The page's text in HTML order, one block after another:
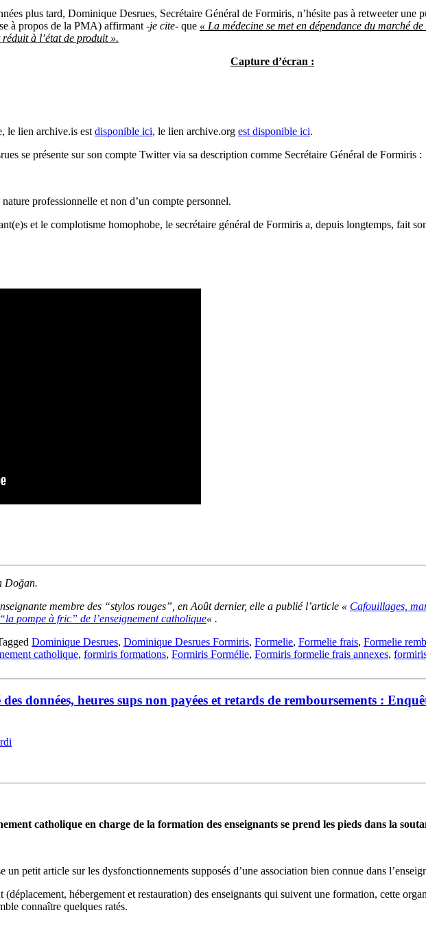
plus tard, Dominique Desrues, Secrétaire Général de Formiris, n’hésite pas à retweeter
à propos de la PMA) affirmant -je cite- que « La médecine se met en dépendance du marché
réduit à l’état de produit ».
Capture d’écran :
le lien archive.is est disponible ici, le lien archive.org est disponible ici.
se présente sur son compte Twitter via sa description comme Secrétaire Général de Formiris :
professionnelle et non d’un compte personnel.
et le complotisme homophobe, le secrétaire général de Formiris a, depuis longtemps, fait
Doğan.
membre des “stylos rouges”, en Août dernier, elle a publié l’article « Cafouillages,
pompe à fric” de l’enseignement catholique« .
Dominique Desrues, Dominique Desrues Formiris, Formelie, Formelie frais, Formelie
catholique, formiris formations, Formiris Formélie, Formiris formelie frais annexes,
données, heures sups non payées et retards de remboursements :
catholique en charge de la formation des enseignants se prend les pieds dans la
un petit article sur les dysfonctionnements supposés d’une association bien connue dans
hébergement et restauration) des enseignants qui suivent une formation, cette
connaître quelques ratés.